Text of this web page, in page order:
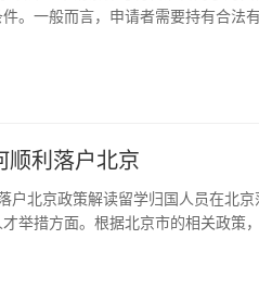
。一般而言，申请者需要持有合法
顺利落户北京
举措方面。根据北京市的相关政策